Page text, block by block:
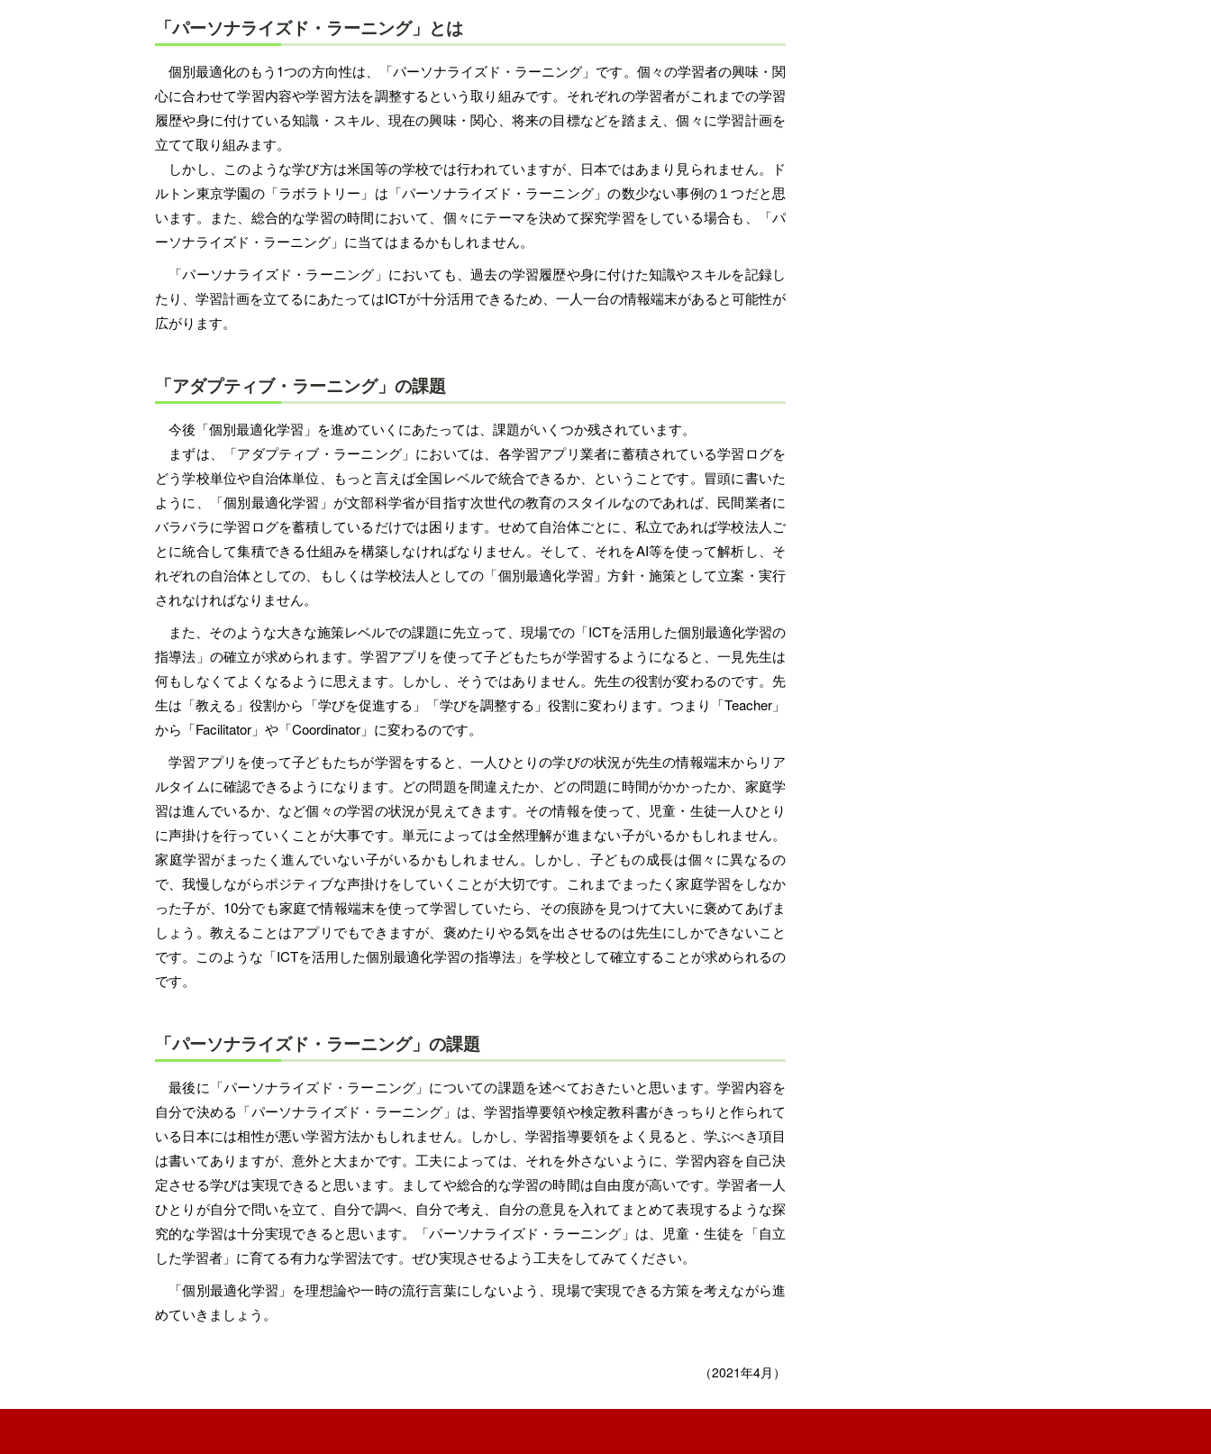
「パーソナライズド・ラーニング」とは
個別最適化のもう1つの方向性は、「パーソナライズド・ラーニング」です。個々の学習者の興味・関
心に合わせて学習内容や学習方法を調整するという取り組みです。それぞれの学習者がこれまでの学習
履歴や身に付けている知識・スキル、現在の興味・関心、将来の目標などを踏まえ、個々に学習計画を
立てて取り組みます。
しかし、このような学び方は米国等の学校では行われていますが、日本ではあまり見られません。ド
ルトン東京学園の「ラボラトリー」は「パーソナライズド・ラーニング」の数少ない事例の１つだと思
います。また、総合的な学習の時間において、個々にテーマを決めて探究学習をしている場合も、「パ
ーソナライズド・ラーニング」に当てはまるかもしれません。
「パーソナライズド・ラーニング」においても、過去の学習履歴や身に付けた知識やスキルを記録し
たり、学習計画を立てるにあたってはICTが十分活用できるため、一人一台の情報端末があると可能性が
広がります。
「アダプティブ・ラーニング」の課題
今後「個別最適化学習」を進めていくにあたっては、課題がいくつか残されています。
まずは、「アダプティブ・ラーニング」においては、各学習アプリ業者に蓄積されている学習ログを
どう学校単位や自治体単位、もっと言えば全国レベルで統合できるか、ということです。冒頭に書いた
ように、「個別最適化学習」が文部科学省が目指す次世代の教育のスタイルなのであれば、民間業者に
バラバラに学習ログを蓄積しているだけでは困ります。せめて自治体ごとに、私立であれば学校法人ご
とに統合して集積できる仕組みを構築しなければなりません。そして、それをAI等を使って解析し、そ
れぞれの自治体としての、もしくは学校法人としての「個別最適化学習」方針・施策として立案・実行
されなければなりません。
また、そのような大きな施策レベルでの課題に先立って、現場での「ICTを活用した個別最適化学習の
指導法」の確立が求められます。学習アプリを使って子どもたちが学習するようになると、一見先生は
何もしなくてよくなるように思えます。しかし、そうではありません。先生の役割が変わるのです。先
生は「教える」役割から「学びを促進する」「学びを調整する」役割に変わります。つまり「Teacher」
から「Facilitator」や「Coordinator」に変わるのです。
学習アプリを使って子どもたちが学習をすると、一人ひとりの学びの状況が先生の情報端末からリア
ルタイムに確認できるようになります。どの問題を間違えたか、どの問題に時間がかかったか、家庭学
習は進んでいるか、など個々の学習の状況が見えてきます。その情報を使って、児童・生徒一人ひとり
に声掛けを行っていくことが大事です。単元によっては全然理解が進まない子がいるかもしれません。
家庭学習がまったく進んでいない子がいるかもしれません。しかし、子どもの成長は個々に異なるの
で、我慢しながらポジティブな声掛けをしていくことが大切です。これまでまったく家庭学習をしなか
った子が、10分でも家庭で情報端末を使って学習していたら、その痕跡を見つけて大いに褒めてあげま
しょう。教えることはアプリでもできますが、褒めたりやる気を出させるのは先生にしかできないこと
です。このような「ICTを活用した個別最適化学習の指導法」を学校として確立することが求められるの
です。
「パーソナライズド・ラーニング」の課題
最後に「パーソナライズド・ラーニング」についての課題を述べておきたいと思います。学習内容を
自分で決める「パーソナライズド・ラーニング」は、学習指導要領や検定教科書がきっちりと作られて
いる日本には相性が悪い学習方法かもしれません。しかし、学習指導要領をよく見ると、学ぶべき項目
は書いてありますが、意外と大まかです。工夫によっては、それを外さないように、学習内容を自己決
定させる学びは実現できると思います。ましてや総合的な学習の時間は自由度が高いです。学習者一人
ひとりが自分で問いを立て、自分で調べ、自分で考え、自分の意見を入れてまとめて表現するような探
究的な学習は十分実現できると思います。「パーソナライズド・ラーニング」は、児童・生徒を「自立
した学習者」に育てる有力な学習法です。ぜひ実現させるよう工夫をしてみてください。
「個別最適化学習」を理想論や一時の流行言葉にしないよう、現場で実現できる方策を考えながら進
めていきましょう。
（2021年4月）